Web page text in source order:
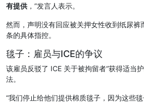
有提供 ，”发言人表示。
然而，声明没有回应被关押女性收到纸尿裤
条的具体指控。
毯子：雇员与ICE的争议
该雇员反驳了 ICE 关于被拘留者“获得适当
法。
“我们停止给他们提供棉质毯子，因为这些